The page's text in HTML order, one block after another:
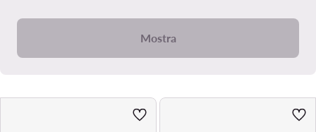
Mostra